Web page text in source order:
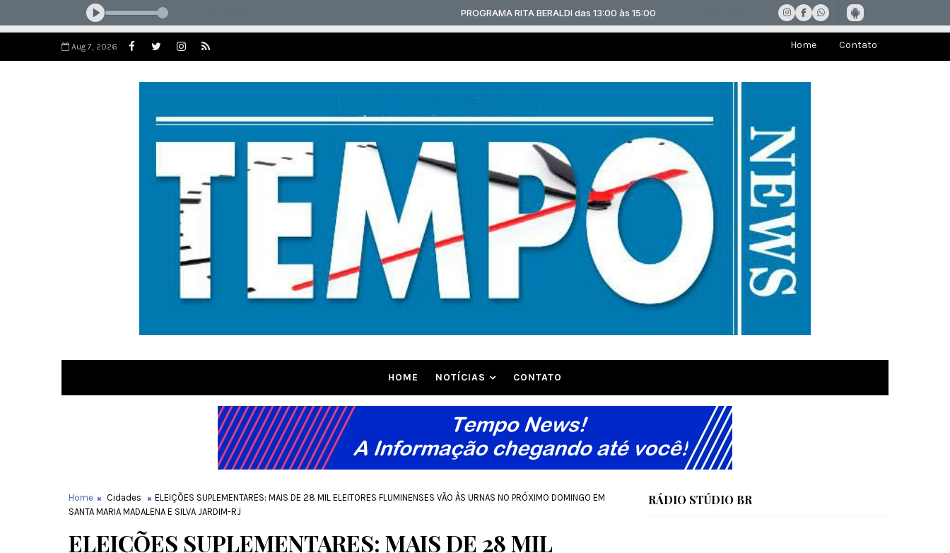
Aug 7, 2026 Home Contato
HOME NOTÍCIAS CONTATO
Home Cidades
ELEIÇÕES SUPLEMENTARES: MAIS DE 28 MIL ELEITORES FLUMINENSES VÃO ÀS URNAS NO PRÓXIMO DOMINGO EM
SANTA MARIA MADALENA E SILVA JARDIM-RJ
ELEIÇÕES SUPLEMENTARES: MAIS DE 28 MIL
RÁDIO STÚDIO BR